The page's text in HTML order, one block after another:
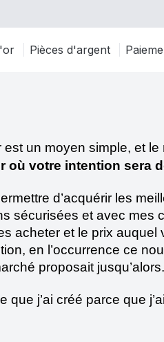
Pièces d'argent
un moyen simple, et
votre intention sera
d’acquérir les
sécurisées et avec mes
acheter et le prix
en l’occurrence ce
proposait jusqu’alors.
j’ai créé parce que